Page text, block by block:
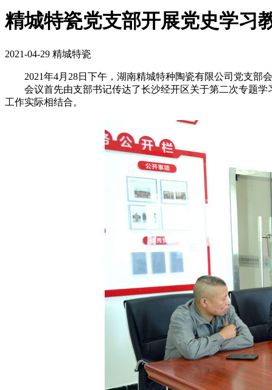
精城特瓷党支部开展党史学习
2021-04-29 精城特瓷
2021年4月28日下午，湖南精城特种陶瓷有限公司党支部会
会议首先由支部书记传达了长沙经开区关于第二次专题学
工作实际相结合。